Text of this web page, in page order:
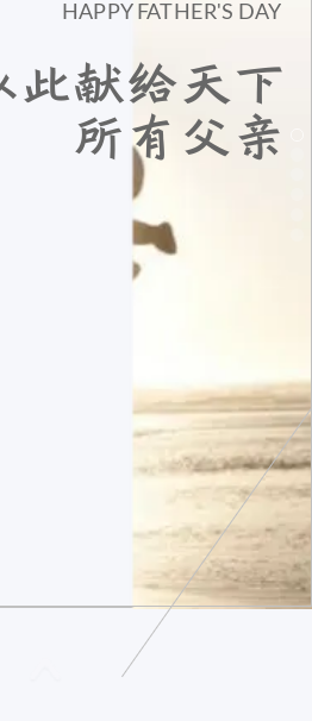
HAPPY FATHER'S DAY
献给天下
所有父亲